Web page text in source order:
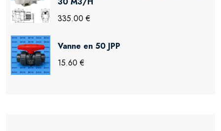
335.00 €
Vanne en 50 JPP
15.60 €